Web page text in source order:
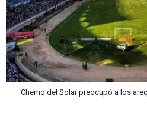
Chemo del Solar preocupó a los